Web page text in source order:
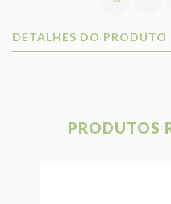
DETALHES DO PRODUTO
PRODUTOS